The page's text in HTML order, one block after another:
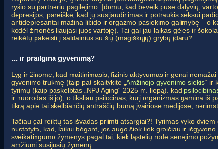
ryšio su partneriu pagilėjimo. Įdomu, kad beveik pusė dalyvių,
depresijos, pareiškė, kad jų susijaudinimas ir potraukis seksui
antidepresantai mažina libido ir orgazmo pasiekimo galimybę – o
kodėl žmonės liaujasi juos vartoję). Tai gal jau laikas gėles ir
reikėtų pakeisti į saldainius su šių (magiškųjų) grybų įdaru?
... ir prailgina gyvenimą?
Lyg ir žinome, kad maitinimasis, fizinis aktyvumas ir genai
gyvenimo trukmę (taip pat skaitykite „ Amžinojo gyvenimo siekis“ ir
tyrimų (kaip paskelbtas „NPJ Aging“ 2025 m. liepą), kad
ir nuorodas iš jo), o tiksliau psilocinas, kurį organizmas gamina iš
tikrą apie tai skelbiančių antraščių bumą įvairiose medijose,
Tačiau gal reiktų tas išvadas priimti atsargiai?! Tyrimas vyko dviem
nustatyta, kad, laikui bėgant, jos augo šiek tiek greičiau ir
sveikatingumo žymenys pagal tai, kiek ląstelių rodė senėjimo
amžiumi susijusių žymenų.